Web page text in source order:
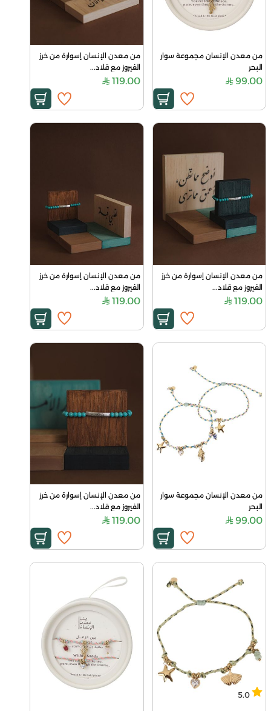
البحر
99.00
الفيروز مع قلاد...
119.00
الفيروز مع قلاد...
119.00
الفيروز مع قلاد...
119.00
البحر
99.00
الفيروز مع قلاد...
119.00
5.0